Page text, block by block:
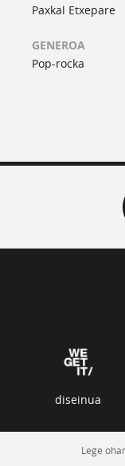
Paxkal Etxepare
GENEROA
Pop-rocka
diseinua
Lege